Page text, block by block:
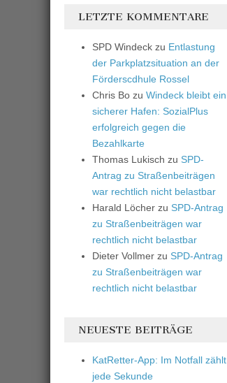
LETZTE KOMMENTARE
SPD Windeck zu Entlastung
der Parkplatzsituation an der
Förderscdhule Rossel
Chris Bo zu Windeck bleibt ein
sicherer Hafen: SozialPlus
erfolgreich gegen die
Bezahlkarte
Thomas Lukisch zu SPD-
Antrag zu Straßenbeiträgen
war rechtlich nicht belastbar
Harald Löcher zu SPD-Antrag
zu Straßenbeiträgen war
rechtlich nicht belastbar
Dieter Vollmer zu SPD-Antrag
zu Straßenbeiträgen war
rechtlich nicht belastbar
NEUESTE BEITRÄGE
KatRetter-App: Im Notfall zählt
jede Sekunde